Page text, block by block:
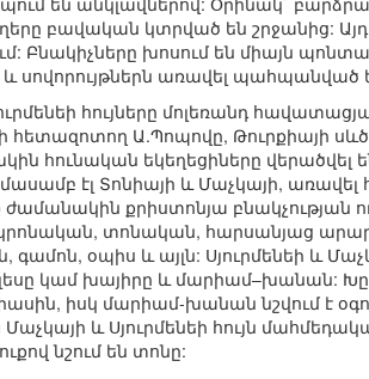
բավական կտրված են շրջանից:
Բնակիչները խոսում են միայն
սովորույթներն առավել պահպանված
հույները մոլեռանդ
հետազոտող Ա.Պոպովը, Թուրքիայի
հունական եկեղեցիները վերածվել
էլ Տոնիայի և Մաչկայի, առավել
քրիստոնյա բնակչության
կրոնական, տոնական, հարսանյաց
օպիս և այլն: Սյուրմենեի և
կամ խայիրը և մարիամ–խանան:
իսկ մարիամ-խանան նշվում է
և Սյուրմենեի հույն
նշում են տոնը: